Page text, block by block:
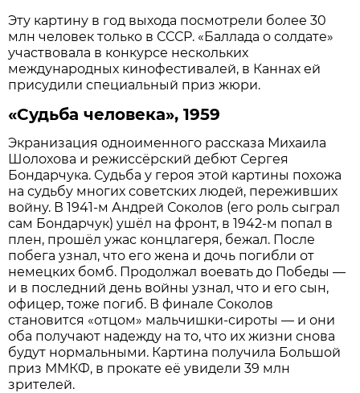
Эту картину в год выхода посмотрели более 30
млн человек только в СССР. «Баллада о солдате»
участвовала в конкурсе нескольких
международных кинофестивалей, в Каннах ей
присудили специальный приз жюри.
«Судьба человека», 1959
Экранизация одноименного рассказа Михаила
Шолохова и режиссёрский дебют Сергея
Бондарчука. Судьба у героя этой картины похожа
на судьбу многих советских людей, переживших
войну. В 1941-м Андрей Соколов (его роль сыграл
сам Бондарчук) ушёл на фронт, в 1942-м попал в
плен, прошёл ужас концлагеря, бежал. После
побега узнал, что его жена и дочь погибли от
немецких бомб. Продолжал воевать до Победы —
и в последний день войны узнал, что и его сын,
офицер, тоже погиб. В финале Соколов
становится «отцом» мальчишки-сироты — и они
оба получают надежду на то, что их жизни снова
будут нормальными. Картина получила Большой
приз ММКФ, в прокате её увидели 39 млн
зрителей.